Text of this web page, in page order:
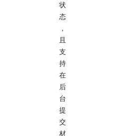
状
态
，
且
支
持
在
后
台
提
交
材